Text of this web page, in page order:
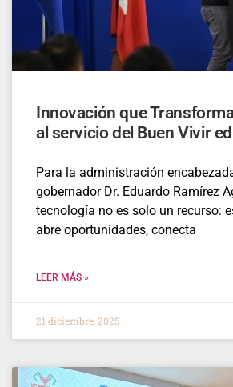
Innovación que
al servicio del Buen Vivir
Para la administración
gobernador Dr. Eduardo Ramírez
tecnología no es solo un recurso:
abre oportunidades, conecta
LEER MÁS »
21 diciembre, 2025